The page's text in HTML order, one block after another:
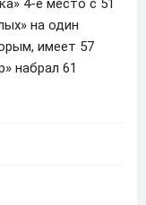
4-е место с 51
на один
имеет 57
набрал 61